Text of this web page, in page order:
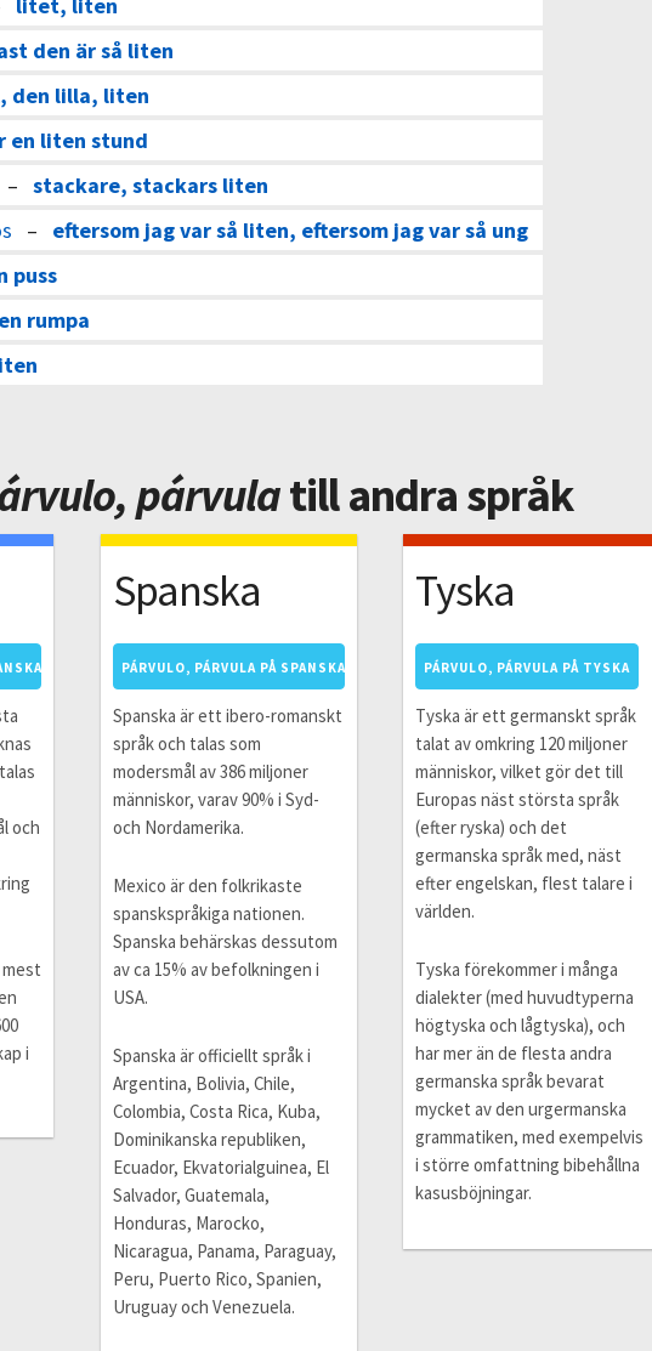
den är så liten
den lilla, liten
en liten stund
– stackare, stackars liten
– eftersom jag var så liten, eftersom jag var så ung
puss
rumpa
párvulatill andra språk
och
i
Spanska
PÁRVULO, PÁRVULA PÅ SPANSKA
Spanska är ett ibero-romanskt
språk och talas som
modersmål av 386 miljoner
människor, varav 90% i Syd-
och Nordamerika.
Mexico är den folkrikaste
spanskspråkiga nationen.
Spanska behärskas dessutom
av ca 15% av befolkningen i
USA.
Spanska är officiellt språk i
Argentina, Bolivia, Chile,
Colombia, Costa Rica, Kuba,
Dominikanska republiken,
Ecuador, Ekvatorialguinea, El
Salvador, Guatemala,
Honduras, Marocko,
Nicaragua, Panama, Paraguay,
Peru, Puerto Rico, Spanien,
Uruguay och Venezuela.
Tyska
PÁRVULO, PÁRVULA PÅ TYSKA
Tyska är ett germanskt språk
talat av omkring 120 miljoner
människor, vilket gör det till
Europas näst största språk
(efter ryska) och det
germanska språk med, näst
efter engelskan, flest talare i
världen.
Tyska förekommer i många
dialekter (med huvudtyperna
högtyska och lågtyska), och
har mer än de flesta andra
germanska språk bevarat
mycket av den urgermanska
grammatiken, med exempelvis
i större omfattning bibehållna
kasusböjningar.